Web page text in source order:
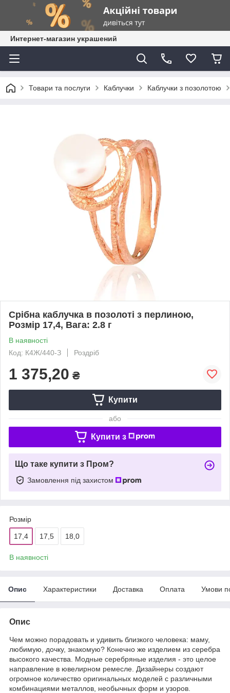
Интернет-магазин украшений
Товари та послуги Каблучки Каблучки з позолотою
Срібна каблучка в позолоті з перлиною,
Розмір 17,4, Вага: 2.8 г
В наявності
Код: К4Ж/440-З
Роздріб
1 375,20 ₴
Купити
або
Купити з
Що таке купити з Пром?
Замовлення під захистом
Розмір
17,4 17,5 18,0
В наявності
Опис Характеристики Доставка Оплата Умови
Опис
Чем можно порадовать и удивить близкого человека: маму,
любимую, дочку, знакомую? Конечно же изделием из серебра
высокого качества. Модные серебряные изделия - это целое
направление в ювелирном ремесле. Дизайнеры создают
огромное количество оригинальных моделей с различными
комбинациями металлов, необычных форм и узоров.